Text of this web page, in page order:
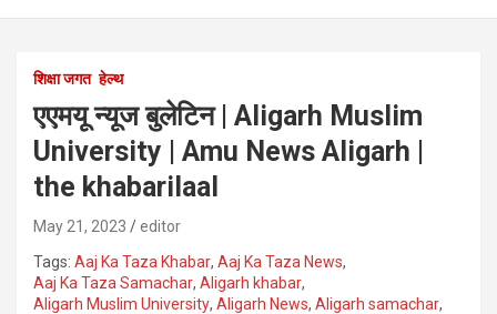
शिक्षा जगत हेल्थ
एएमयू न्यूज बुलेटिन | Aligarh Muslim
University | Amu News Aligarh |
the khabarilaal
May 21, 2023
editor
Tags: Aaj Ka Taza Khabar, Aaj Ka Taza News,
Aaj Ka Taza Samachar, Aligarh khabar,
Aligarh Muslim University, Aligarh News, Aligarh samachar,